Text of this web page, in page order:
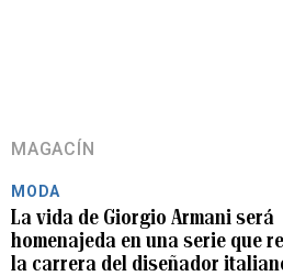
MAGACÍN
MODA
La vida de Giorgio Armani será
homenajeda en una serie que
la carrera del diseñador